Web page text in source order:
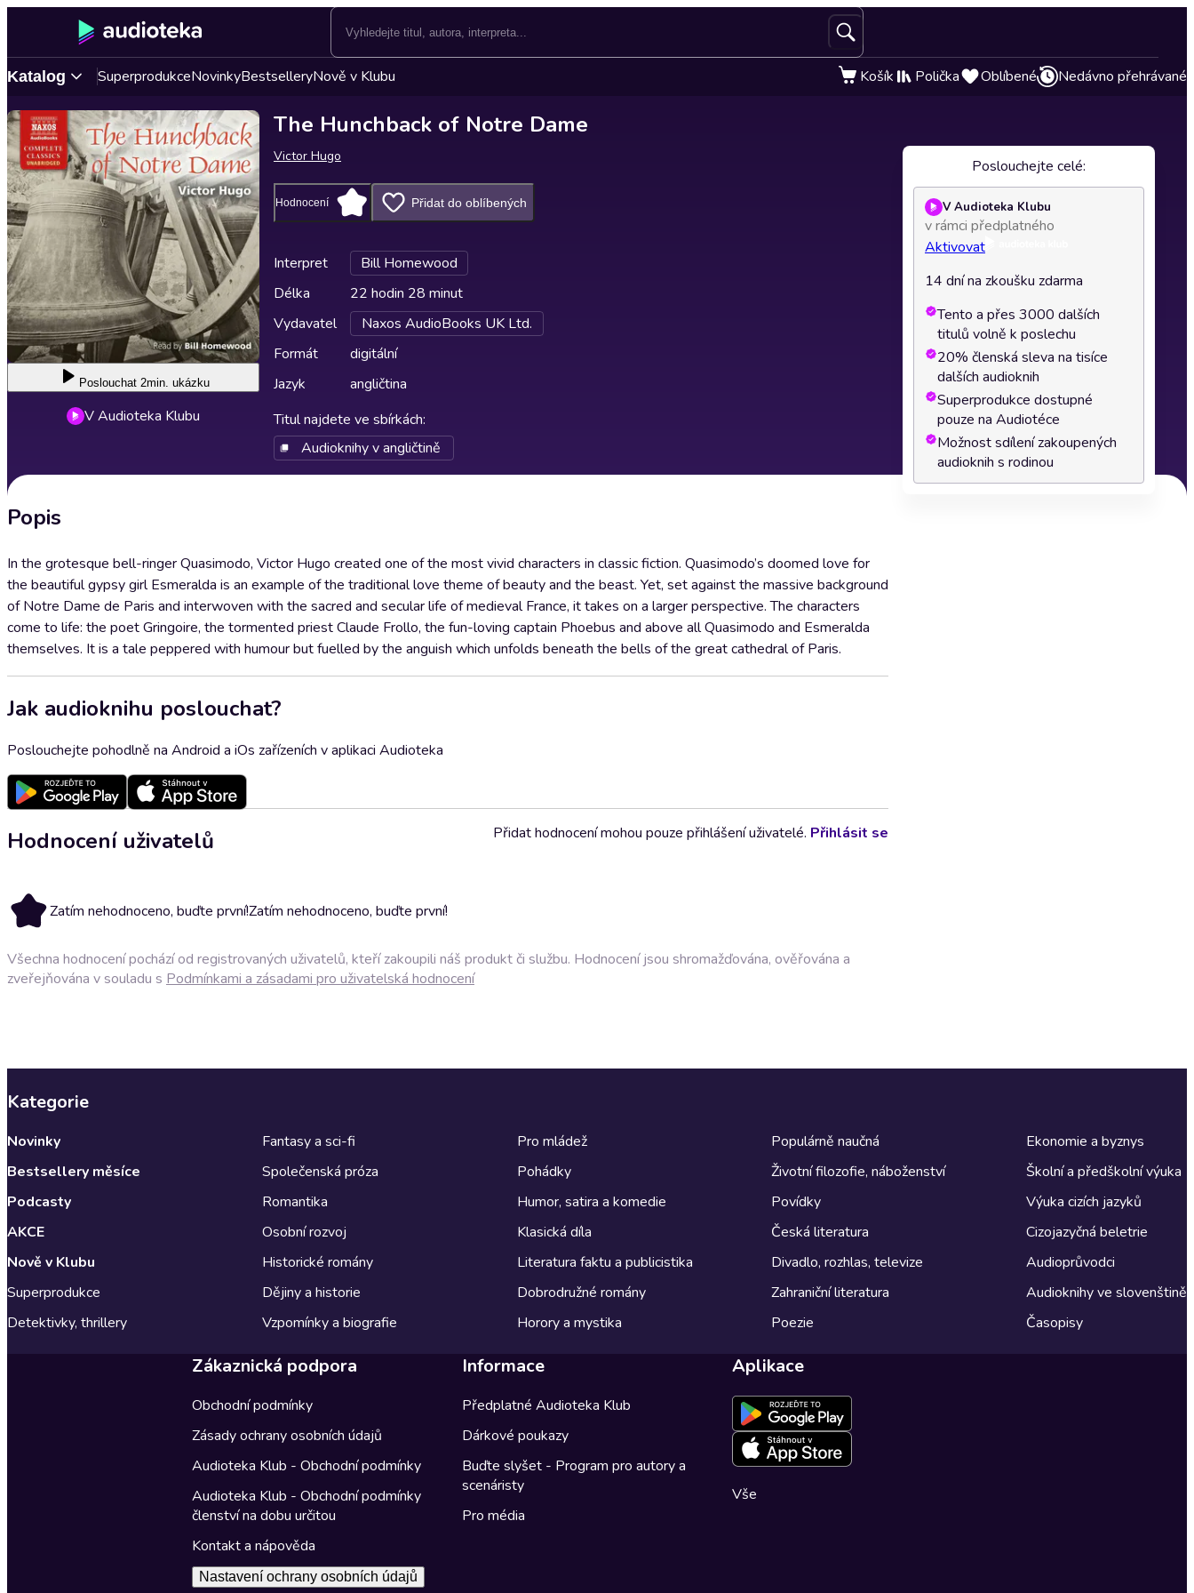
Katalog SuperprodukceNovinkyBestselleryNově v Klubu Košík Polička Oblíbené Nedávno přehrávané
Poslouchat 2min. ukázku
V Audioteka Klubu
The Hunchback of Notre Dame
Victor Hugo
Hodnocení Přidat do oblíbených
Interpret
Bill Homewood
Délka
22 hodin 28 minut
Vydavatel
Naxos AudioBooks UK Ltd.
Formát
digitální
Jazyk
angličtina
Titul najdete ve sbírkách:
Audioknihy v angličtině
Popis
In the grotesque bell-ringer Quasimodo, Victor Hugo created one of the most vivid characters in classic fiction. Quasimodo’s doomed love for
the beautiful gypsy girl Esmeralda is an example of the traditional love theme of beauty and the beast. Yet, set against the massive background
of Notre Dame de Paris and interwoven with the sacred and secular life of medieval France, it takes on a larger perspective. The characters
come to life: the poet Gringoire, the tormented priest Claude Frollo, the fun-loving captain Phoebus and above all Quasimodo and Esmeralda
themselves. It is a tale peppered with humour but fuelled by the anguish which unfolds beneath the bells of the great cathedral of Paris.
Jak audioknihu poslouchat?
Poslouchejte pohodlně na Android a iOs zařízeních v aplikaci Audioteka
Hodnocení uživatelů
Zatím nehodnoceno, buďte první!Zatím nehodnoceno, buďte první!
Přidat hodnocení mohou pouze přihlášení uživatelé. Přihlásit se
Všechna hodnocení pochází od registrovaných uživatelů, kteří zakoupili náš produkt či službu. Hodnocení jsou shromažďována, ověřována a
zveřejňována v souladu s Podmínkami a zásadami pro uživatelská hodnocení
Poslouchejte celé:
V Audioteka Klubu
v rámci předplatného
Aktivovat
14 dní na zkoušku zdarma
Tento a přes 3000 dalších
titulů volně k poslechu
20% členská sleva na tisíce
dalších audioknih
Superprodukce dostupné
pouze na Audiotéce
Možnost sdílení zakoupených
audioknih s rodinou
Kategorie
Novinky
Bestsellery měsíce
Podcasty
AKCE
Nově v Klubu
Superprodukce
Detektivky, thrillery
Fantasy a sci-fi
Společenská próza
Romantika
Osobní rozvoj
Historické romány
Dějiny a historie
Vzpomínky a biografie
Pro mládež
Pohádky
Humor, satira a komedie
Klasická díla
Literatura faktu a publicistika
Dobrodružné romány
Horory a mystika
Populárně naučná
Životní filozofie, náboženství
Povídky
Česká literatura
Divadlo, rozhlas, televize
Zahraniční literatura
Poezie
Ekonomie a byznys
Školní a předškolní výuka
Výuka cizích jazyků
Cizojazyčná beletrie
Audioprůvodci
Audioknihy ve slovenštině
Časopisy
Zákaznická podpora
Obchodní podmínky
Zásady ochrany osobních údajů
Audioteka Klub - Obchodní podmínky
Audioteka Klub - Obchodní podmínky
členství na dobu určitou
Kontakt a nápověda
Nastavení ochrany osobních údajů
Informace
Předplatné Audioteka Klub
Dárkové poukazy
Buďte slyšet - Program pro autory a
scenáristy
Pro média
Aplikace
Vše